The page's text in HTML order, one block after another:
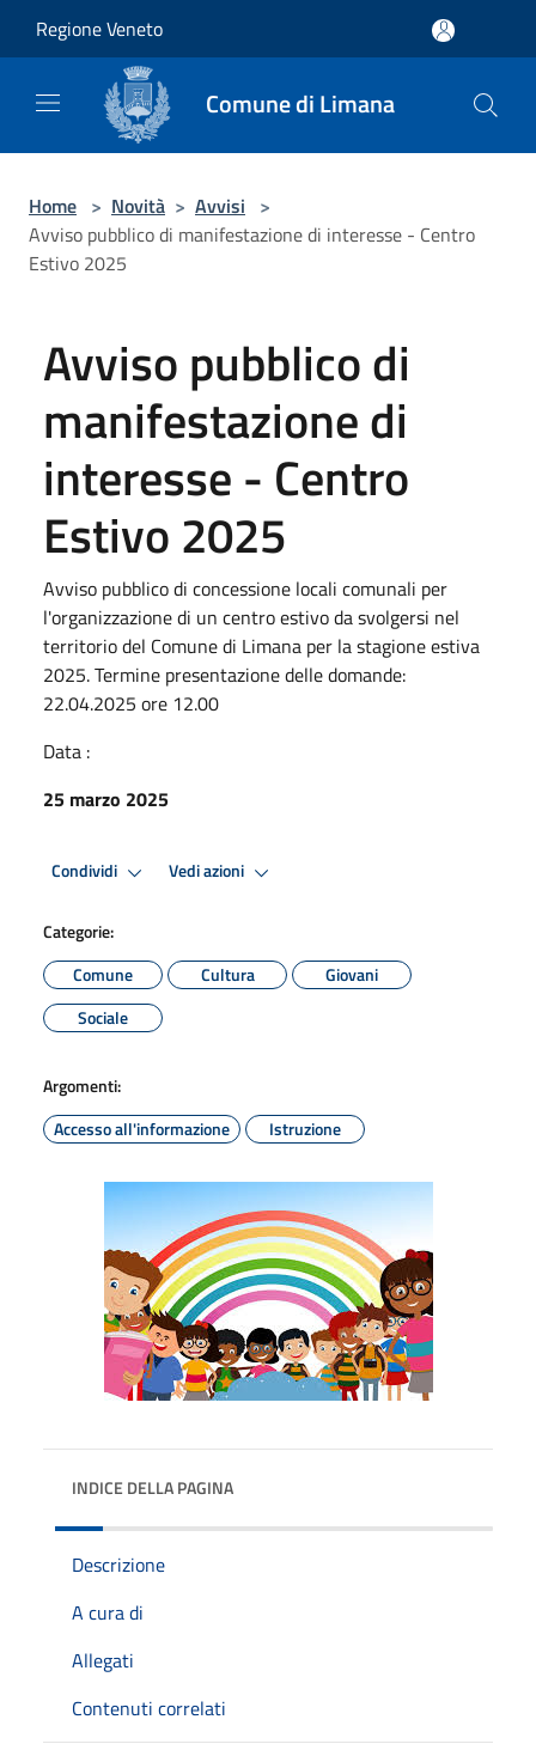
Regione Veneto
Comune di Limana
Home > Novità > Avvisi >
Avviso pubblico di manifestazione di interesse - Centro
Estivo 2025
Avviso pubblico di
manifestazione di
interesse - Centro
Estivo 2025
Avviso pubblico di concessione locali comunali per
l'organizzazione di un centro estivo da svolgersi nel
territorio del Comune di Limana per la stagione estiva
2025. Termine presentazione delle domande:
22.04.2025 ore 12.00
Data :
25 marzo 2025
Condividi Vedi azioni
Categorie:
Comune
Cultura
Giovani
Sociale
Argomenti:
Accesso all'informazione
Istruzione
INDICE DELLA PAGINA
Descrizione
A cura di
Allegati
Contenuti correlati